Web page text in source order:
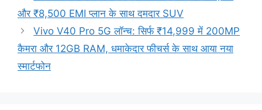
और ₹8,500 EMI प्लान के साथ दमदार SUV
Vivo V40 Pro 5G लॉन्च: सिर्फ ₹14,999 में 200MP
कैमरा और 12GB RAM, धमाकेदार फीचर्स के साथ आया नया
स्मार्टफोन